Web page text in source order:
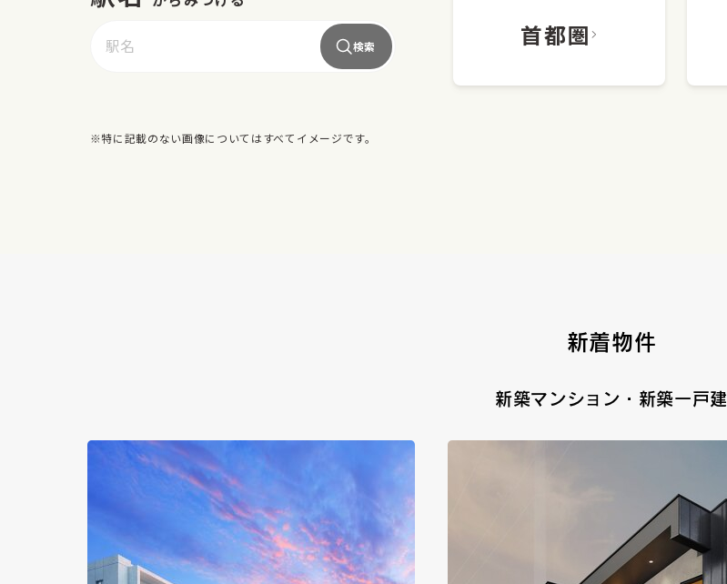
首都圏
検索
※特に記載のない画像についてはすべてイメージです。
新着物件
新築マンション・新築一戸建